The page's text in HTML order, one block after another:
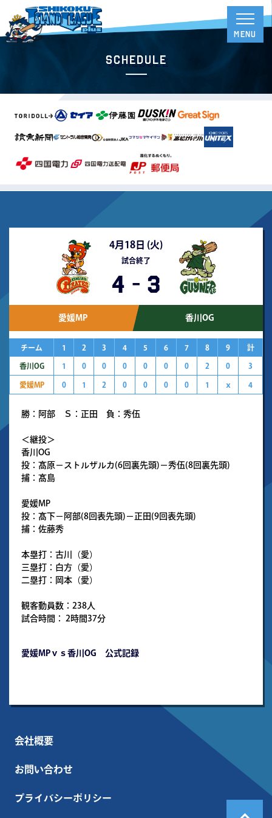
Schedule
4月18日 (火)
試合終了
4 - 3
愛媛MP 香川OG
チーム 1 2 3 4 5 6 7 8 9 計
香川OG 1 0 0 0 0 0 0 2 0 3
愛媛MP 0 1 2 0 0 0 0 1 ｘ 4
勝：阿部 Ｓ：正田 負：秀伍
＜継投＞
香川OG
投：髙原－ストルザルカ(6回裏先頭)－秀伍(8回裏先頭)
捕：髙島
愛媛MP
投：髙下－阿部(8回表先頭)－正田(9回表先頭)
捕：佐藤秀
本塁打：古川（愛）
三塁打：白方（愛）
二塁打：岡本（愛）
観客動員数：238人
試合時間： 2時間37分
愛媛MPｖｓ香川OG 公式記録
会社概要
お問い合わせ
プライバシーポリシー